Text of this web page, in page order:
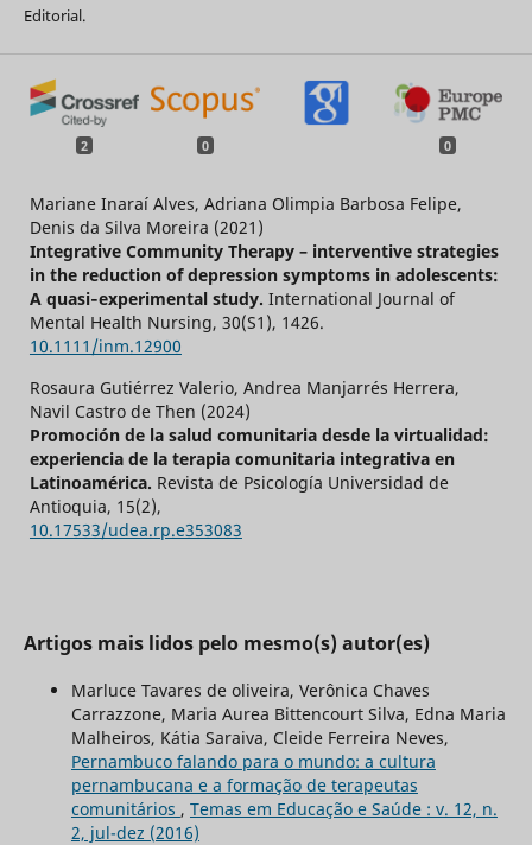
Editorial.
2 0 0
Mariane Inaraí Alves, Adriana Olimpia Barbosa Felipe,
Denis da Silva Moreira (2021)
Integrative Community Therapy – interventive strategies
in the reduction of depression symptoms in adolescents:
A quasi‐experimental study. International Journal of
Mental Health Nursing, 30(S1), 1426.
10.1111/inm.12900
Rosaura Gutiérrez Valerio, Andrea Manjarrés Herrera,
Navil Castro de Then (2024)
Promoción de la salud comunitaria desde la virtualidad:
experiencia de la terapia comunitaria integrativa en
Latinoamérica. Revista de Psicología Universidad de
Antioquia, 15(2),
10.17533/udea.rp.e353083
Artigos mais lidos pelo mesmo(s) autor(es)
Marluce Tavares de oliveira, Verônica Chaves
Carrazzone, Maria Aurea Bittencourt Silva, Edna Maria
Malheiros, Kátia Saraiva, Cleide Ferreira Neves,
Pernambuco falando para o mundo: a cultura
pernambucana e a formação de terapeutas
comunitários , Temas em Educação e Saúde : v. 12, n.
2, jul-dez (2016)